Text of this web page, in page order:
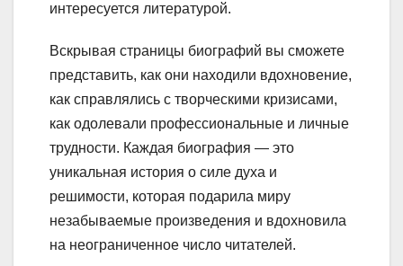
интересуется литературой.
Вскрывая страницы биографий вы сможете
представить, как они находили вдохновение,
как справлялись с творческими кризисами,
как одолевали профессиональные и личные
трудности. Каждая биография — это
уникальная история о силе духа и
решимости, которая подарила миру
незабываемые произведения и вдохновила
на неограниченное число читателей.